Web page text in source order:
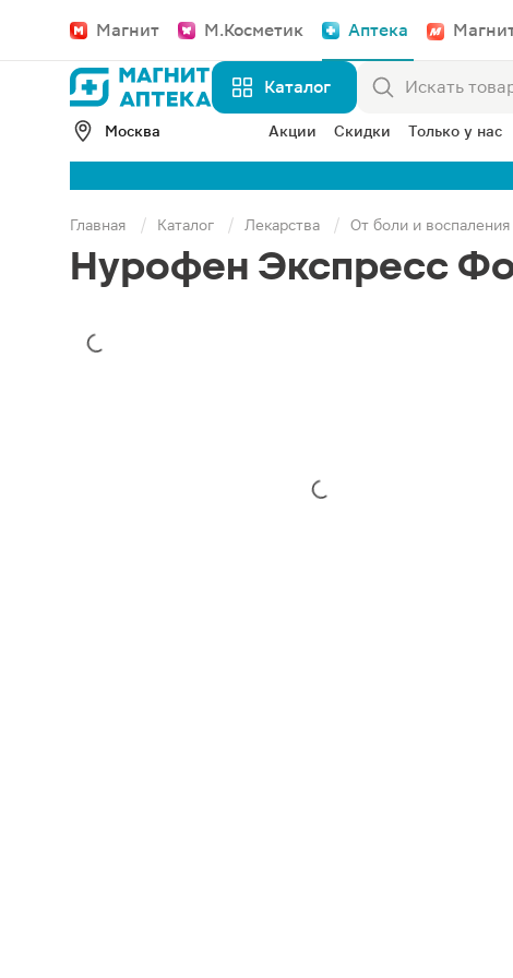
Магнит М.Косметик Аптека
Каталог
Москва Акции Скидки Только у нас
Главная Каталог Лекарства От боли и воспаления
Нурофен Экспресс